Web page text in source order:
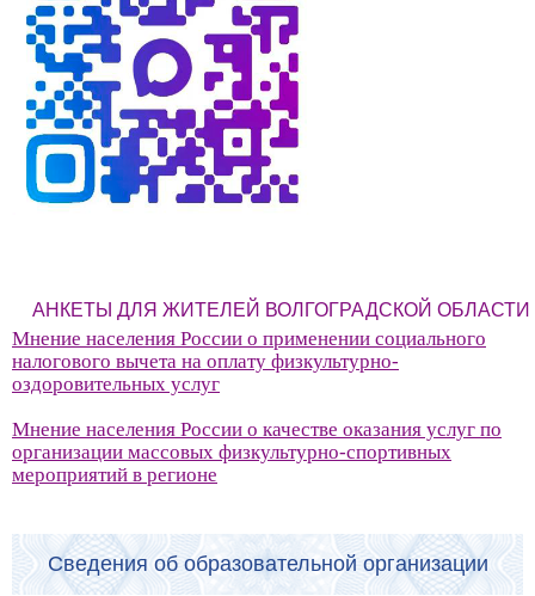
АНКЕТЫ ДЛЯ ЖИТЕЛЕЙ ВОЛГОГРАДСКОЙ ОБЛАСТИ
Мнение населения России о применении социального
налогового вычета на оплату физкультурно-
оздоровительных услуг
Мнение населения России о качестве оказания услуг по
организации массовых физкультурно-спортивных
мероприятий в регионе
Сведения об образовательной организации